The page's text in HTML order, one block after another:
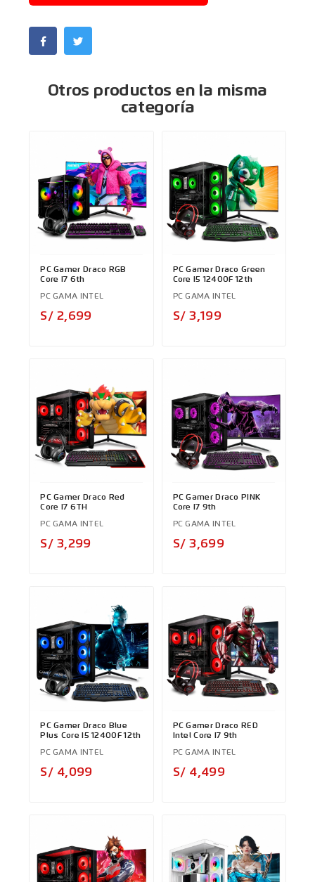
Otros productos en la misma
categoría
PC Gamer Draco RGB
Core I7 6th
PC GAMA INTEL
S/ 2,699
PC Gamer Draco Green
Core I5 12400F 12th
PC GAMA INTEL
S/ 3,199
PC Gamer Draco Red
Core I7 6TH
PC GAMA INTEL
S/ 3,299
PC Gamer Draco PINK
Core I7 9th
PC GAMA INTEL
S/ 3,699
PC Gamer Draco Blue
Plus Core I5 12400F 12th
PC GAMA INTEL
S/ 4,099
PC Gamer Draco RED
Intel Core I7 9th
PC GAMA INTEL
S/ 4,499